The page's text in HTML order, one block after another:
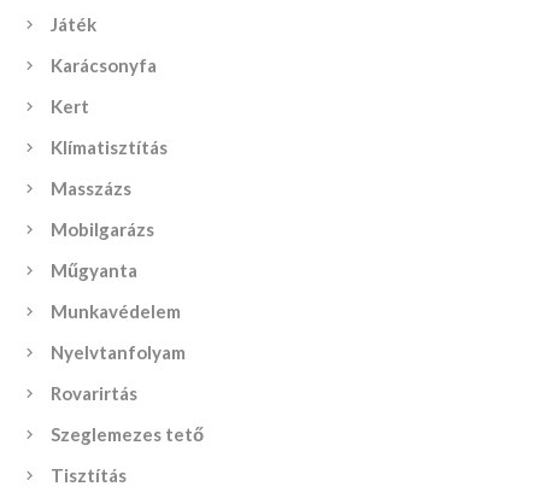
Játék
Karácsonyfa
Kert
Klímatisztítás
Masszázs
Mobilgarázs
Műgyanta
Munkavédelem
Nyelvtanfolyam
Rovarirtás
Szeglemezes tető
Tisztítás